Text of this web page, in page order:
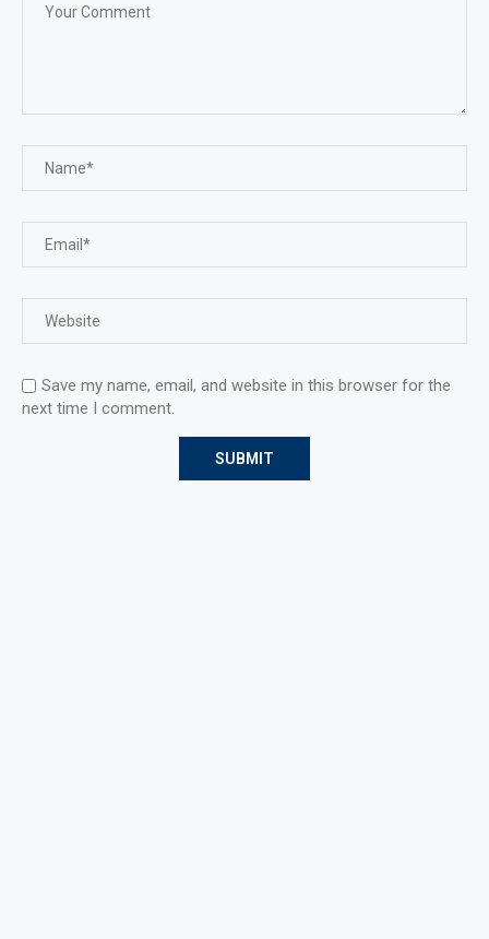
Save my name, email, and website in this browser for the
next time I comment.